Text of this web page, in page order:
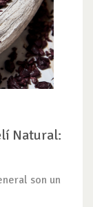
Natural:
son un